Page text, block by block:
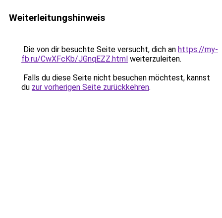
Weiterleitungshinweis
Die von dir besuchte Seite versucht, dich an https://my-
fb.ru/CwXFcKb/JGnqEZZ.html weiterzuleiten.
Falls du diese Seite nicht besuchen möchtest, kannst
du zur vorherigen Seite zurückkehren.